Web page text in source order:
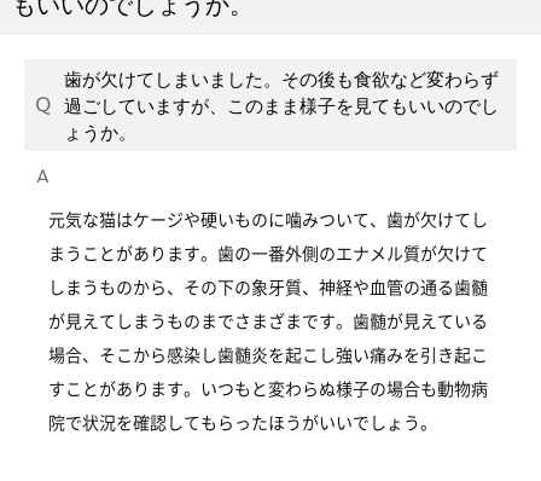
歯が欠けてしまいました。その後も食欲など変わらず
過ごしていますが、このまま様子を見てもいいのでし
ょうか。
元気な猫はケージや硬いものに噛みついて、歯が欠けてし
まうことがあります。歯の一番外側のエナメル質が欠けて
しまうものから、その下の象牙質、神経や血管の通る歯髄
が見えてしまうものまでさまざまです。歯髄が見えている
場合、そこから感染し歯髄炎を起こし強い痛みを引き起こ
すことがあります。いつもと変わらぬ様子の場合も動物病
院で状況を確認してもらったほうがいいでしょう。